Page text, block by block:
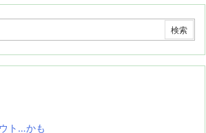
ト…かも